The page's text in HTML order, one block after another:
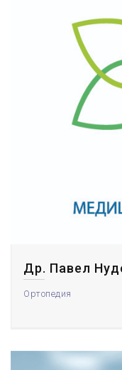
Др. Павел
Ортопедия